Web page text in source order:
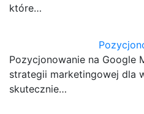
które…
Pozycjonowanie na Google
strategii marketingowej dla
skutecznie…